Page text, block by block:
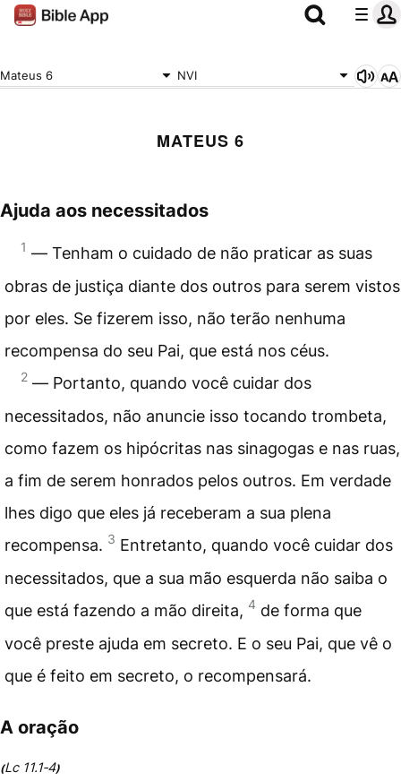
Mateus 6 NVI
MATEUS 6
Ajuda aos necessitados
1 ― Tenham o cuidado de não praticar as suas
obras de justiça diante dos outros para serem vistos
por eles. Se fizerem isso, não terão nenhuma
recompensa do seu Pai, que está nos céus.
2 ― Portanto, quando você cuidar dos
necessitados, não anuncie isso tocando trombeta,
como fazem os hipócritas nas sinagogas e nas ruas,
a fim de serem honrados pelos outros. Em verdade
lhes digo que eles já receberam a sua plena
recompensa. 3 Entretanto, quando você cuidar dos
necessitados, que a sua mão esquerda não saiba o
que está fazendo a mão direita, 4 de forma que
você preste ajuda em secreto. E o seu Pai, que vê o
que é feito em secreto, o recompensará.
A oração
(Lc 11.1‑4)